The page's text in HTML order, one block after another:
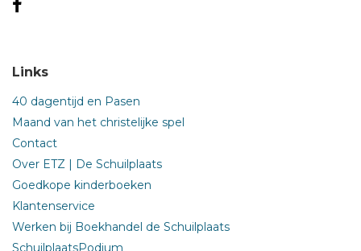
Links
40 dagentijd en Pasen
Maand van het christelijke spel
Contact
Over ETZ | De Schuilplaats
Goedkope kinderboeken
Klantenservice
Werken bij Boekhandel de Schuilplaats
SchuilplaatsPodium